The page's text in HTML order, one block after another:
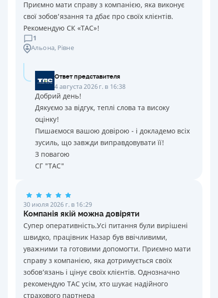
Приємно мати справу з компанією, яка виконує
свої зобов'язання та дбає про своїх клієнтів.
Рекомендую СК «ТАС»!
1
Альона, Рівне
Ответ представителя
4 августа 2026 г. в 16:38
Добрий день!
Дякуємо за відгук, теплі слова та високу
оцінку!
Пишаємося вашою довірою - і докладемо всіх
зусиль, що завжди виправдовувати її!
З повагою
СГ "ТАС"
30 июля 2026 г. в 16:29
Компанія якій можна довіряти
Супер оперативність.Усі питання були вирішені
швидко, працівник Назар був ввічливими,
уважними та готовими допомогти. Приємно мати
справу з компанією, яка дотримується своїх
зобов’язань і цінує своїх клієнтів. Однозначно
рекомендую ТАС усім, хто шукає надійного
страхового партнера